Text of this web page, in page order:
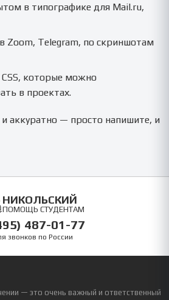
в типографике для Mail.ru,
Zoom, Telegram, по скриншотам
которые можно
в проектах.
аккуратно — просто напишите, и
НИКОЛЬСКИЙ
ПОМОЩЬ СТУДЕНТАМ
487-01-77
звонков по России
— это очень важный и ответственный